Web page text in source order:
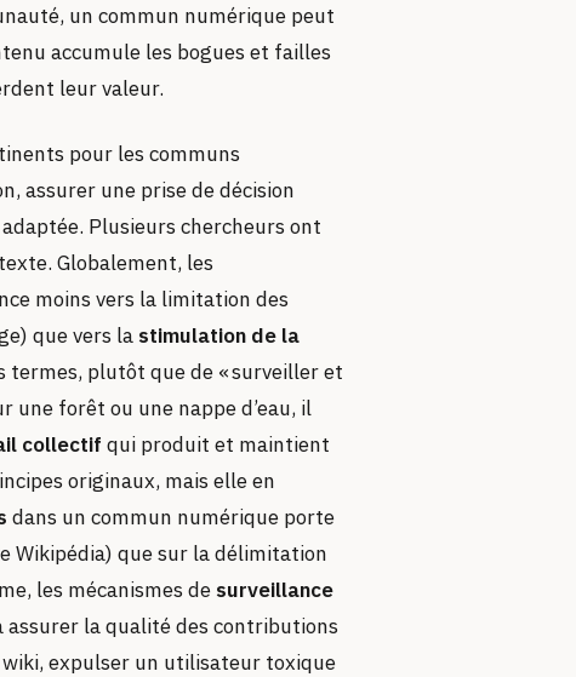
un commun numérique peut
accumule les bogues et failles
leur valeur.
pour les communs
assurer une prise de décision
Plusieurs chercheurs ont
Globalement, les
moins vers la limitation des
que vers la stimulation de la
termes, plutôt que de « surveiller et
une forêt ou une nappe d’eau, il
collectif qui produit et maintient
originaux, mais elle en
dans un commun numérique porte
Wikipédia) que sur la délimitation
les mécanismes de surveillance
la qualité des contributions
expulser un utilisateur toxique